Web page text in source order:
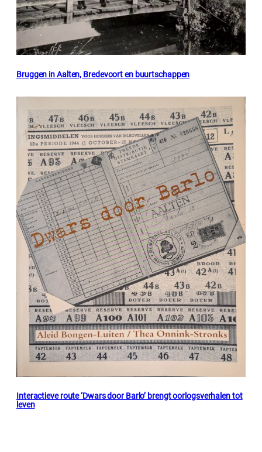
Bruggen in Aalten, Bredevoort en buurtschappen
Interactieve route ‘Dwars door Barlo’ brengt oorlogsverhalen tot
leven